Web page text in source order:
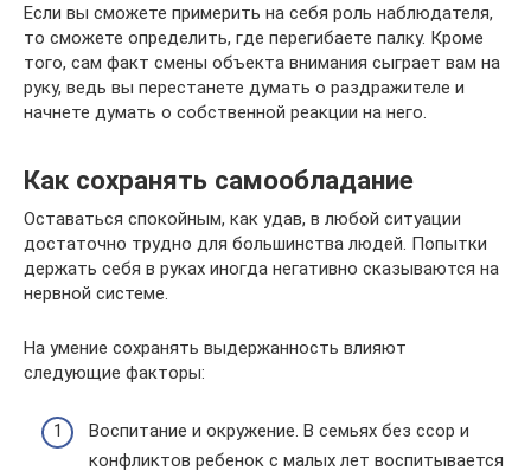
Если вы сможете примерить на себя роль наблюдателя,
то сможете определить, где перегибаете палку. Кроме
того, сам факт смены объекта внимания сыграет вам на
руку, ведь вы перестанете думать о раздражителе и
начнете думать о собственной реакции на него.
Как сохранять самообладание
Оставаться спокойным, как удав, в любой ситуации
достаточно трудно для большинства людей. Попытки
держать себя в руках иногда негативно сказываются на
нервной системе.
На умение сохранять выдержанность влияют
следующие факторы:
Воспитание и окружение. В семьях без ссор и
конфликтов ребенок с малых лет воспитывается